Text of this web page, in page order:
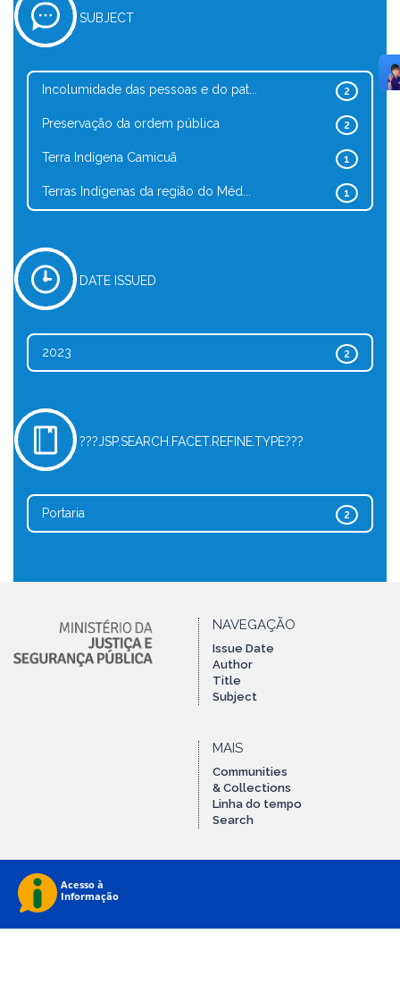
SUBJECT
2
Incolumidade das pessoas e do pat...
2
Preservação da ordem pública
1
Terra Indígena Camicuã
1
Terras Indígenas da região do Méd...
DATE ISSUED
2
2023
???JSP.SEARCH.FACET.REFINE.TYPE???
2
Portaria
NAVEGAÇÃO
Issue Date
Author
Title
Subject
MAIS
Communities
& Collections
Linha do tempo
Search